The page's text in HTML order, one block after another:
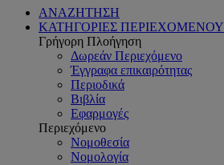
ΑΝΑΖΗΤΗΣΗ
ΚΑΤΗΓΟΡΙΕΣ ΠΕΡΙΕΧΟΜΕΝΟΥ
Γρήγορη Πλοήγηση
Δωρεάν Περιεχόμενο
Έγγραφα επικαιρότητας
Περιοδικά
Βιβλία
Εφαρμογές
Περιεχόμενο
Νομοθεσία
Νομολογία